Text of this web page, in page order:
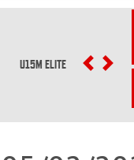
U15M ELITE